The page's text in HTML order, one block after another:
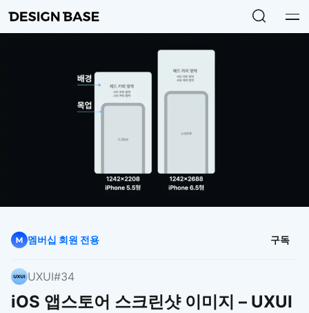
멤버십 회원 전용 구독
UXUI#34
iOS 앱스토어 스크린샷 이미지 – UXUI